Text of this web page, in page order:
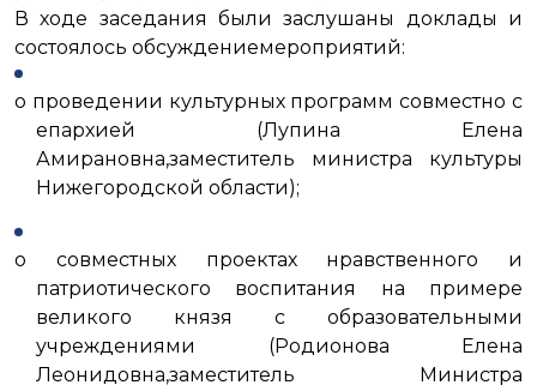
В ходе заседания были заслушаны доклады и
состоялось обсуждениемероприятий:
о проведении культурных программ совместно с
епархией (Лупина Елена
Амирановна,заместитель министра культуры
Нижегородской области);
о совместных проектах нравственного и
патриотического воспитания на примере
великого князя с образовательными
учреждениями (Родионова Елена
Леонидовна,заместитель Министра